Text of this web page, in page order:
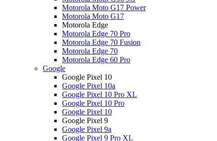
Motorola Moto G17 Power
Motorola Moto G17
Motorola Edge
Motorola Edge 70 Pro
Motorola Edge 70 Fusion
Motorola Edge 70
Motorola Edge 60 Pro
Google
Google Pixel 10
Google Pixel 10a
Google Pixel 10 Pro XL
Google Pixel 10 Pro
Google Pixel 10
Google Pixel 9
Google Pixel 9a
Google Pixel 9 Pro XL